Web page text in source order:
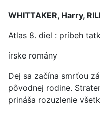
WHITTAKER, Harry,
Atlas 8. diel : príbeh
írske romány
Dej sa začína smrťou
pôvodnej rodine.
prináša rozuzlenie